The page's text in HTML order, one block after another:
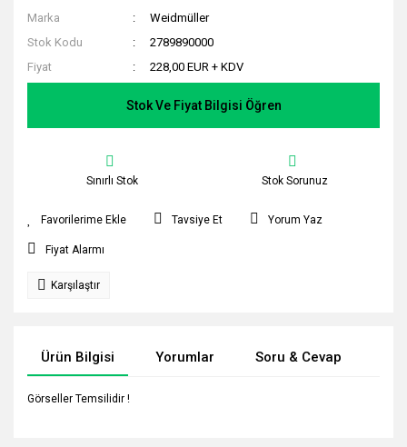
Marka
Weidmüller
Stok Kodu
2789890000
Fiyat
228,00 EUR + KDV
Stok Ve Fiyat Bilgisi Öğren
Sınırlı Stok Stok Sorunuz
Tavsiye Et Yorum Yaz
Fiyat Alarmı
Karşılaştır
Ürün Bilgisi Yorumlar Soru & Cevap
Görseller Temsilidir !